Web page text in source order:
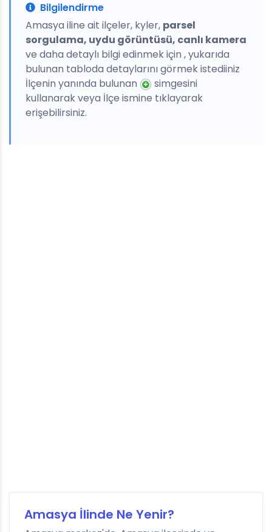
Bilgilendirme
Amasya iline ait ilçeler, kyler, parsel
sorgulama, uydu görüntüsü, canlı kamera
ve daha detaylı bilgi edinmek için , yukarıda
bulunan tabloda detaylarını görmek istediiniz
İlçenin yanında bulunan
simgesini
kullanarak veya İlçe ismine tıklayarak
erişebilirsiniz.
Amasya İlinde Ne Yenir?